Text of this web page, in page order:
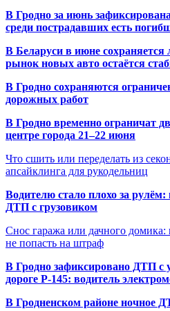
В Гродно за июнь
среди пострадавших есть
В Беларуси в июне сохраняется
рынок новых авто остаётся
В Гродно сохраняются
дорожных работ
В Гродно временно ограничат
центре города 21–22 июня
Что сшить или переделать из
апсайклинга для рукодельниц
Водителю стало плохо за
ДТП с грузовиком
Снос гаража или дачного домика:
не попасть на штраф
В Гродно зафиксировано ДТП с
дороге Р-145: водитель
В Гродненском районе ночное